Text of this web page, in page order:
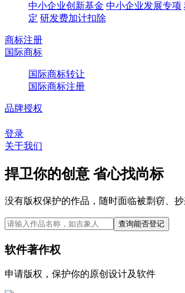
中小企业创新基金 中小企业发展专项
定 研发费加计扣除
商标注册
国际商标
国际商标转让
国际商标注册
品牌授权
登录
关于我们
捍卫你的创意 省心找尚标
没有版权保护的作品，随时面临被剽窃、抄
软件著作权
申请版权，保护你的原创设计及软件